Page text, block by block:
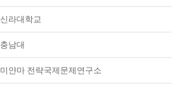
신라대학교
충남대
미얀마 전략국제문제연구소